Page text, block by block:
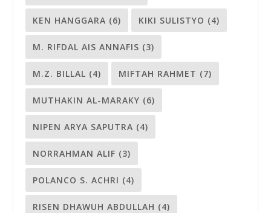
KEN HANGGARA (6) KIKI SULISTYO (4)
M. RIFDAL AIS ANNAFIS (3)
M.Z. BILLAL (4) MIFTAH RAHMET (7)
MUTHAKIN AL-MARAKY (6)
NIPEN ARYA SAPUTRA (4)
NORRAHMAN ALIF (3)
POLANCO S. ACHRI (4)
RISEN DHAWUH ABDULLAH (4)